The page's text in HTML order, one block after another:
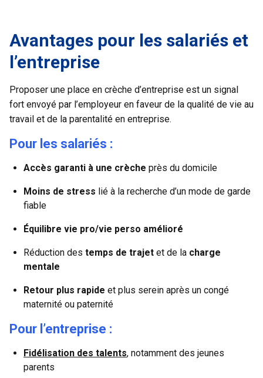
Avantages pour les salariés et
l’entreprise
Proposer une place en crèche d’entreprise est un signal
fort envoyé par l’employeur en faveur de la qualité de vie au
travail et de la parentalité en entreprise.
Pour les salariés :
Accès garanti à une crèche près du domicile
Moins de stress lié à la recherche d’un mode de garde
fiable
Équilibre vie pro/vie perso amélioré
Réduction des temps de trajet et de la charge
mentale
Retour plus rapide et plus serein après un congé
maternité ou paternité
Pour l’entreprise :
Fidélisation des talents, notamment des jeunes
parents